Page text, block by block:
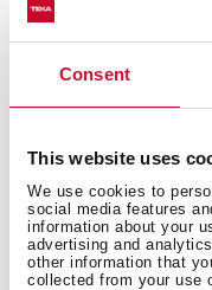
Consent
This website uses
We use cookies to
social media features
information about your
advertising and
other information that
collected from your use
Meer